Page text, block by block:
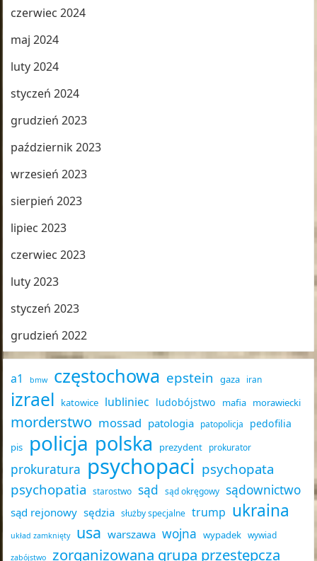
czerwiec 2024
maj 2024
luty 2024
styczeń 2024
grudzień 2023
październik 2023
wrzesień 2023
sierpień 2023
lipiec 2023
czerwiec 2023
luty 2023
styczeń 2023
grudzień 2022
a1 bmw częstochowa epstein gaza iran
izrael katowice lubliniec ludobójstwo mafia morawiecki
morderstwo mossad patologia patopolicja pedofilia
pis policja polska prezydent prokurator
prokuratura psychopaci psychopata
psychopatia
starostwo sąd sąd okręgowy sądownictwo
sąd rejonowy sędzia służby specjalne trump ukraina
układ zamknięty usa warszawa wojna wypadek wywiad
zabójstwo zorganizowana grupa przestępcza